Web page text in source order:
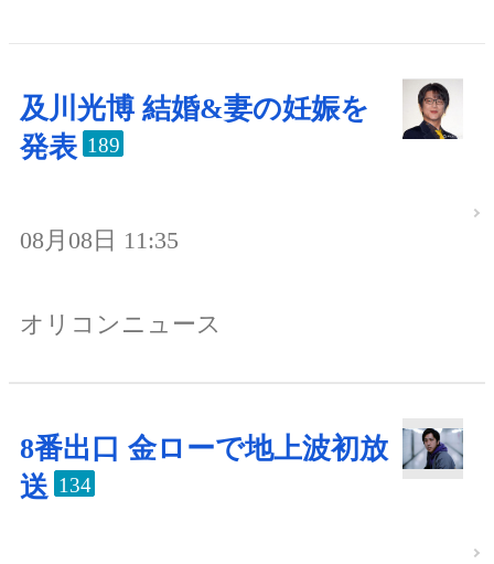
及川光博 結婚&妻の妊娠を
発表 189
08月08日 11:35
オリコンニュース
8番出口 金ローで地上波初放
送 134